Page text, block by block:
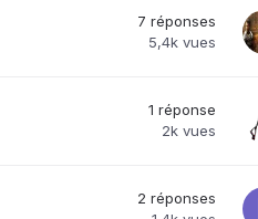
7 réponses
5,4k vues
1 réponse
2k vues
2 réponses